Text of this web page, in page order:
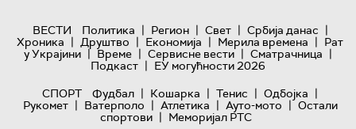
ВЕСТИ Политика | Регион | Свет | Србија данас |
Хроника | Друштво | Економија | Мерила времена | Рат
у Украјини | Време | Сервисне вести | Сматрачница |
Подкаст | ЕУ могућности 2026
СПОРТ
Фудбал | Кошарка | Тенис | Одбојка |
Рукомет | Ватерполо | Атлетика | Ауто-мото | Остали
спортови | Меморијал РТС